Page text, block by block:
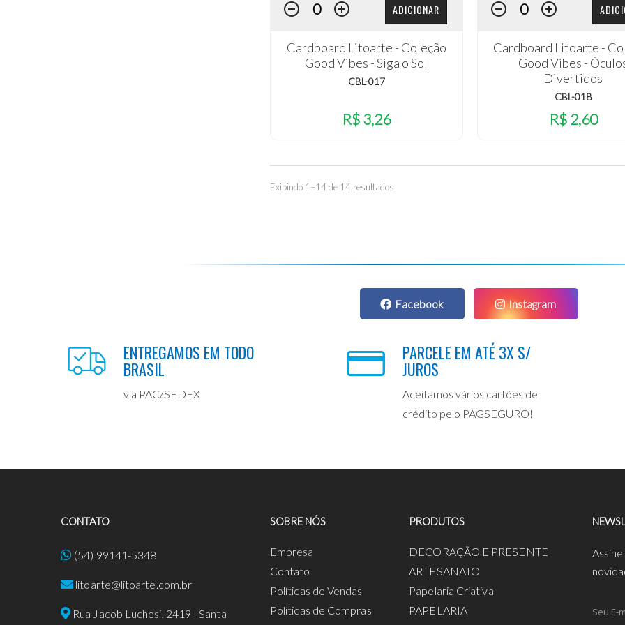
ADICIONAR
Cardboard Litoarte - Coleção
Good Vibes - Siga o Sol
CBL-017
R$ 3,26
Cardboard Litoarte -
Good Vibes -
Divertidos
CBL-018
R$ 2,60
Exibindo 1–14 de 14 resultados
Facebook Instagram
ENTREGAMOS EM TODO
BRASIL
via PAC/SEDEX
PARCELE EM ATÉ 3X S/
JUROS
Aceitamos vários cartões de
crédito pelo PAGSEGURO!
CONTATO
(54) 99141-5348
litoarte@litoarte.com.br
Rua Jacob Luchesi, 2419 - Santa
SOBRE NÓS
Empresa
Contato
Políticas de Vendas
Políticas de Compras
PRODUTOS
DECORAÇÃO E PRESENTE
ARTESANATO
Papelaria Criativa
PAPELARIA